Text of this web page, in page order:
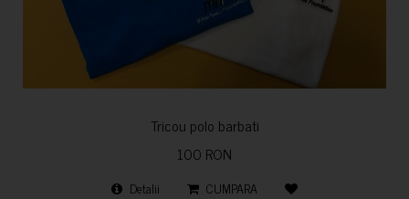
Tricou polo barbati
100 RON
Detalii CUMPARA